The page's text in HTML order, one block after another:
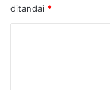
ditandai *